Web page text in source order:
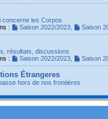
concerne les Corpos
:
Saison 2022/2023, Saison
résultats, discussions
:
Saison 2022/2023, Saison
Étrangeres
hors de nos frontières